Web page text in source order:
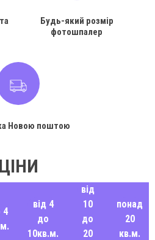
Будь-який розмір
фотошпалер
Новою поштою
ЦІНИ
4
від 4
до
10кв.м.
від
10
до
20
понад
20
кв.м.